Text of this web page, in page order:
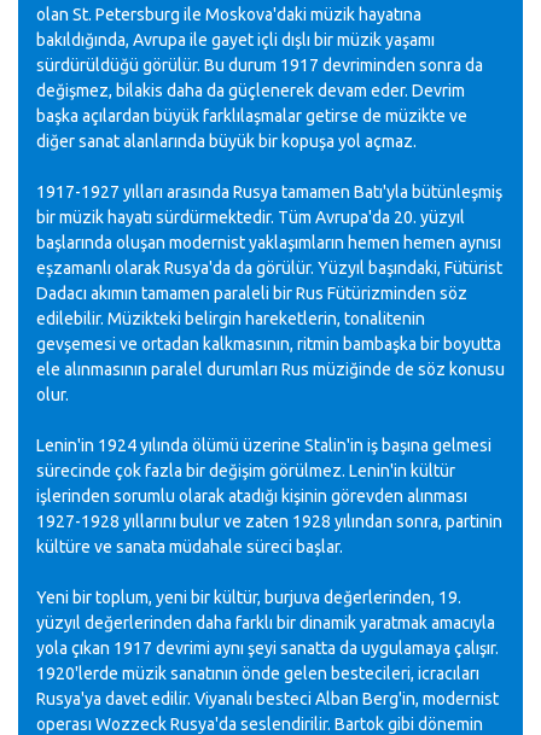
olan St. Petersburg ile Moskova'daki müzik hayatına
bakıldığında, Avrupa ile gayet içli dışlı bir müzik yaşamı
sürdürüldüğü görülür. Bu durum 1917 devriminden sonra da
değişmez, bilakis daha da güçlenerek devam eder. Devrim
başka açılardan büyük farklılaşmalar getirse de müzikte ve
diğer sanat alanlarında büyük bir kopuşa yol açmaz.
1917-1927 yılları arasında Rusya tamamen Batı'yla bütünleşmiş
bir müzik hayatı sürdürmektedir. Tüm Avrupa'da 20. yüzyıl
başlarında oluşan modernist yaklaşımların hemen hemen aynısı
eşzamanlı olarak Rusya'da da görülür. Yüzyıl başındaki, Fütürist
Dadacı akımın tamamen paraleli bir Rus Fütürizminden söz
edilebilir. Müzikteki belirgin hareketlerin, tonalitenin
gevşemesi ve ortadan kalkmasının, ritmin bambaşka bir boyutta
ele alınmasının paralel durumları Rus müziğinde de söz konusu
olur.
Lenin'in 1924 yılında ölümü üzerine Stalin'in iş başına gelmesi
sürecinde çok fazla bir değişim görülmez. Lenin'in kültür
işlerinden sorumlu olarak atadığı kişinin görevden alınması
1927-1928 yıllarını bulur ve zaten 1928 yılından sonra, partinin
kültüre ve sanata müdahale süreci başlar.
Yeni bir toplum, yeni bir kültür, burjuva değerlerinden, 19.
yüzyıl değerlerinden daha farklı bir dinamik yaratmak amacıyla
yola çıkan 1917 devrimi aynı şeyi sanatta da uygulamaya çalışır.
1920'lerde müzik sanatının önde gelen bestecileri, icracıları
Rusya'ya davet edilir. Viyanalı besteci Alban Berg'in, modernist
operası Wozzeck Rusya'da seslendirilir. Bartok gibi dönemin